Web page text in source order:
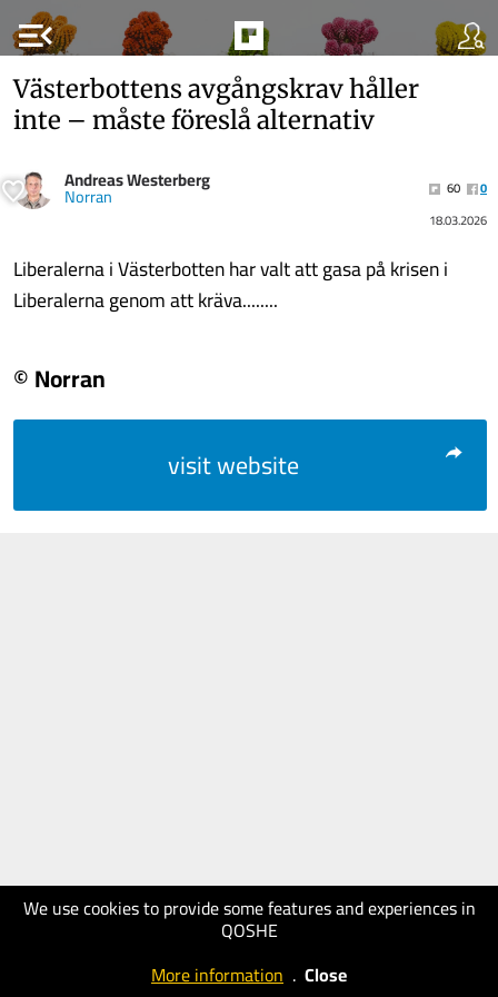
menu_open
We use cookies to provide some features and experiences in
QOSHE
More information . Close
Västerbottens avgångskrav håller
inte – måste föreslå alternativ
Andreas Westerberg
Norran 60
0
18.03.2026
Liberalerna i Västerbotten har valt att gasa på krisen i
Liberalerna genom att kräva........
© Norran
visit website